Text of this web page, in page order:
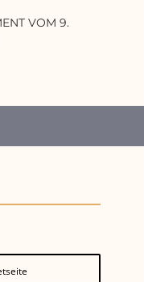
VOM 9.